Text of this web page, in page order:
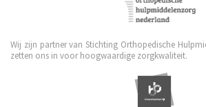
Wij zijn partner van Stichting Orthopedische
zetten ons in voor hoogwaardige zorgkwaliteit.